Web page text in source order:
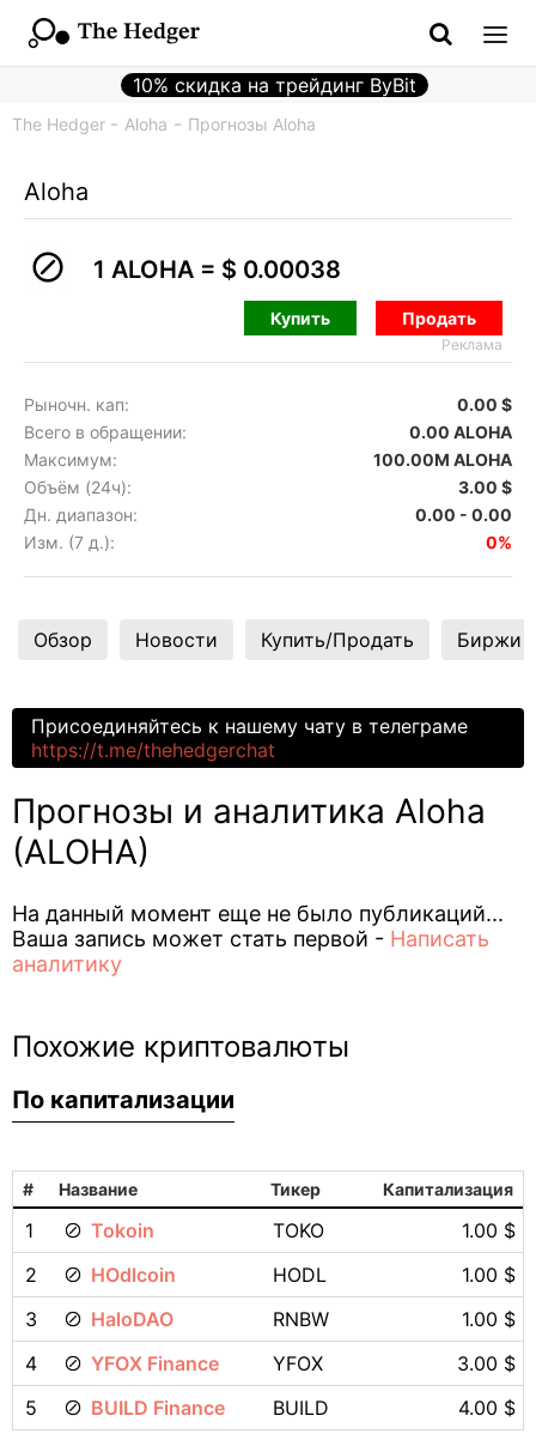
10% скидка на трейдинг ByBit
The Hedger Aloha Прогнозы Aloha
Aloha
1 ALOHA = $ 0.00038
Купить Продать
Реклама
Рыночн. кап:
0.00 $
Всего в обращении:
0.00 ALOHA
Максимум:
100.00M ALOHA
Объём (24ч):
3.00 $
Дн. диапазон:
0.00 - 0.00
Изм. (7 д.):
0%
Обзор Новости Купить/Продать Биржи
Присоединяйтесь к нашему чату в телеграме
https://t.me/thehedgerchat
Прогнозы и аналитика Aloha
(ALOHA)
На данный момент еще не было публикаций...
Ваша запись может стать первой - Написать
аналитику
Похожие криптовалюты
По капитализации
# Название Тикер Капитализация
1 Tokoin TOKO
1.00 $
2
HOdlcoin HODL
1.00 $
3
HaloDAO RNBW
1.00 $
4
YFOX Finance YFOX
3.00 $
5
BUILD Finance BUILD 4.00 $